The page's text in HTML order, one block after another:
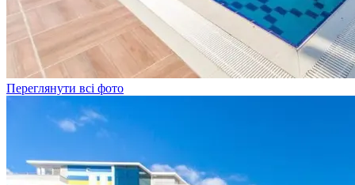
Переглянути всі фото